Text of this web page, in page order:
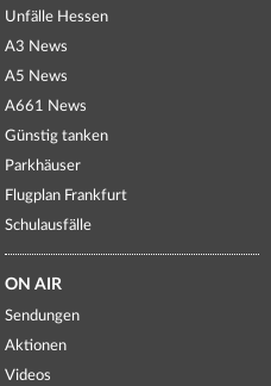
Unfälle Hessen
A3 News
A5 News
A661 News
Günstig tanken
Parkhäuser
Flugplan Frankfurt
Schulausfälle
ON AIR
Sendungen
Aktionen
Videos